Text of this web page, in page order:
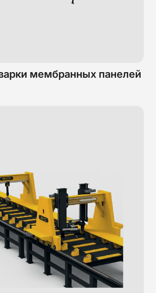
мембранных панелей